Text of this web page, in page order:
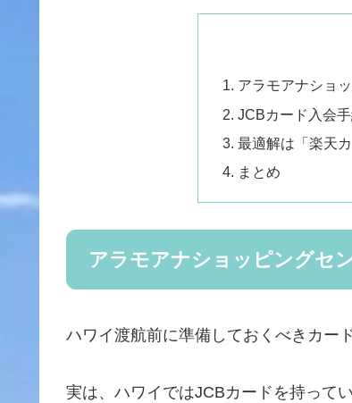
アラモアナショ
JCBカード入会手
最適解は「楽天
まとめ
アラモアナショッピングセ
ハワイ渡航前に準備しておくべきカー
実は、ハワイではJCBカードを持って